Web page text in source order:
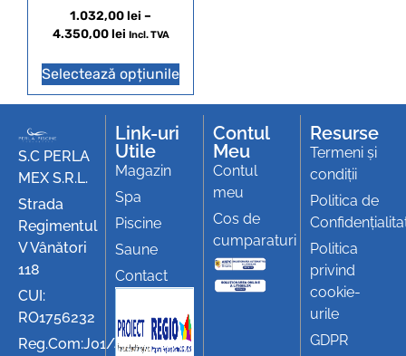
1.032,00lei –
4.350,00lei Incl. TVA
Selectează opțiunile
S.C PERLA
MEX S.R.L.
Strada
Regimentul
V Vânători
118
CUI:
RO1756232
Reg.Com:J01/494/1991
Link-uri
Utile
Magazin
Spa
Piscine
Saune
Contact
Contul
Meu
Contul
meu
Cos de
cumparaturi
Resurse
Termeni și
condiții
Politica de
Politica
privind
cookie-
urile
GDPR